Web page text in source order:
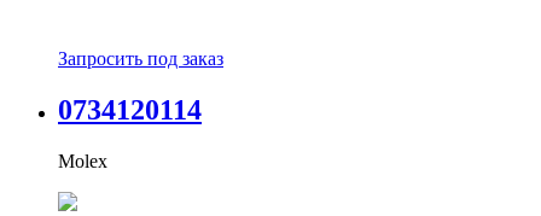
Запросить под заказ
0734120114
Molex